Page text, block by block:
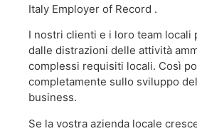
Italy Employer of Record .
I nostri clienti e i loro team locali
dalle distrazioni delle attività
complessi requisiti locali. Così
completamente sullo sviluppo
business.
Se la vostra azienda locale